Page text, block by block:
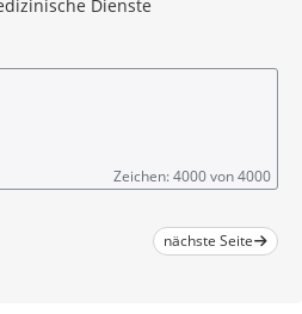
Dienste
Zeichen: 4000 von 4000
nächste Seite